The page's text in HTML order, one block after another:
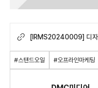
[IRMS20240009] 디자
오프라인 게릴라 이벤트
브랜드로서의 출사표 던지
#스탠드오일 #오프라인마케팅